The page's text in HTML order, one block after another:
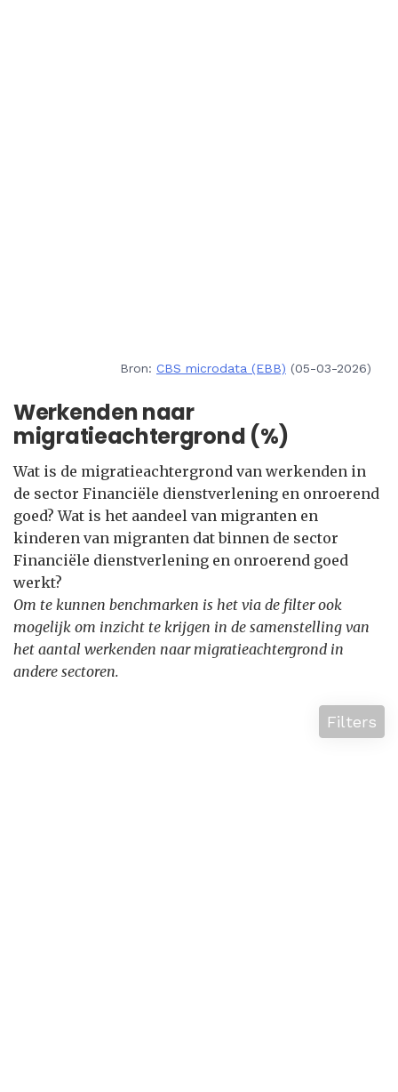
Bron: CBS microdata (EBB) (05-03-2026)
Werkenden naar
migratieachtergrond (%)
Wat is de migratieachtergrond van werkenden in
de sector Financiële dienstverlening en onroerend
goed? Wat is het aandeel van migranten en
kinderen van migranten dat binnen de sector
Financiële dienstverlening en onroerend goed
werkt?
Om te kunnen benchmarken is het via de filter ook
mogelijk om inzicht te krijgen in de samenstelling van
het aantal werkenden naar migratieachtergrond in
andere sectoren.
Filters